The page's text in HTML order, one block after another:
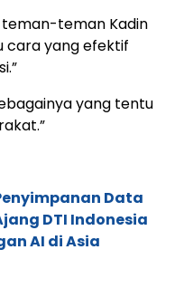
teman-teman Kadin
cara yang efektif
yang tentu
Data
DTI Indonesia
AI di Asia